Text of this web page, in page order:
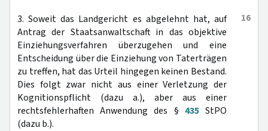
16
3. Soweit das Landgericht es abgelehnt hat, auf
Antrag der Staatsanwaltschaft in das objektive
Einziehungsverfahren überzugehen und eine
Entscheidung über die Einziehung von Taterträgen
zu treffen, hat das Urteil hingegen keinen Bestand.
Dies folgt zwar nicht aus einer Verletzung der
Kognitionspflicht (dazu a.), aber aus einer
rechtsfehlerhaften Anwendung des § 435StPO
(dazu b.).